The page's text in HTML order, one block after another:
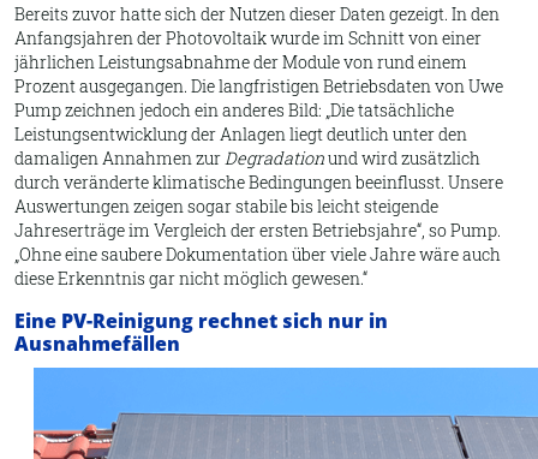
Bereits zuvor hatte sich der Nutzen dieser Daten gezeigt. In den
Anfangsjahren der Photovoltaik wurde im Schnitt von einer
jährlichen Leistungsabnahme der Module von rund einem
Prozent ausgegangen. Die langfristigen Betriebsdaten von Uwe
Pump zeichnen jedoch ein anderes Bild: Die tatsächliche
Leistungsentwicklung der Anlagen liegt deutlich unter den
damaligen Annahmen zur Degradationund wird zusätzlich
durch veränderte klimatische Bedingungen beeinflusst. Unsere
Auswertungen zeigen sogar stabile bis leicht steigende
Jahreserträge im Vergleich der ersten Betriebsjahre , so Pump.
Ohne eine saubere Dokumentation über viele Jahre wäre auch
diese Erkenntnis gar nicht möglich gewesen.
Eine PV-Reinigung rechnet sich nur in
Ausnahmefällen